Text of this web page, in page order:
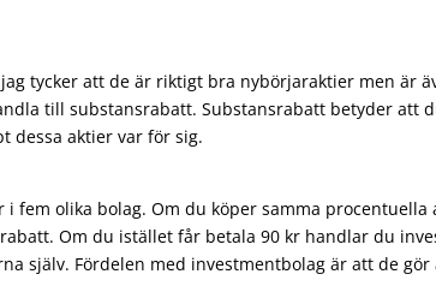
tycker att de är riktigt bra nybörjaraktier men är
till substansrabatt. Substansrabatt betyder att
dessa aktier var för sig.
fem olika bolag. Om du köper samma
Om du istället får betala 90 kr handlar du
själv. Fördelen med investmentbolag är att de